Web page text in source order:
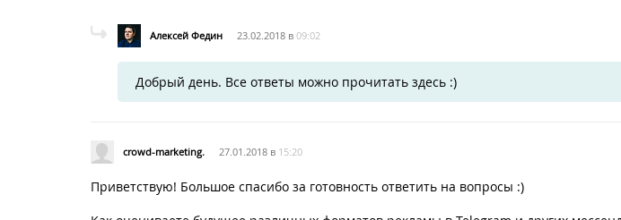
Алексей Федин 23.02.2018 в 09:02
Добрый день. Все ответы можно прочитать здесь :)
crowd-marketing. 27.01.2018 в 15:20
Приветствую! Большое спасибо за готовность ответить на вопросы :)